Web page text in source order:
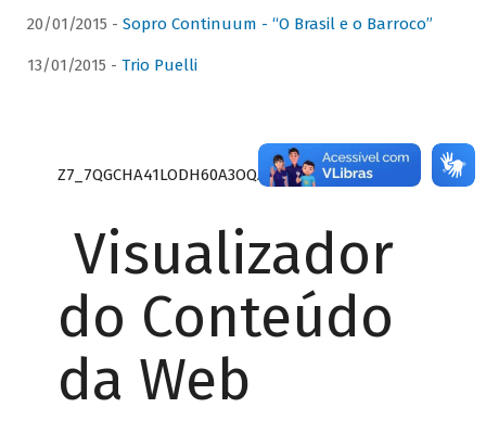
20/01/2015 - Sopro Continuum - “O Brasil e o Barroco”
13/01/2015 - Trio Puelli
Z7_7QGCHA41LODH60A3OQA8RN1415
Visualizador
do Conteúdo
da Web